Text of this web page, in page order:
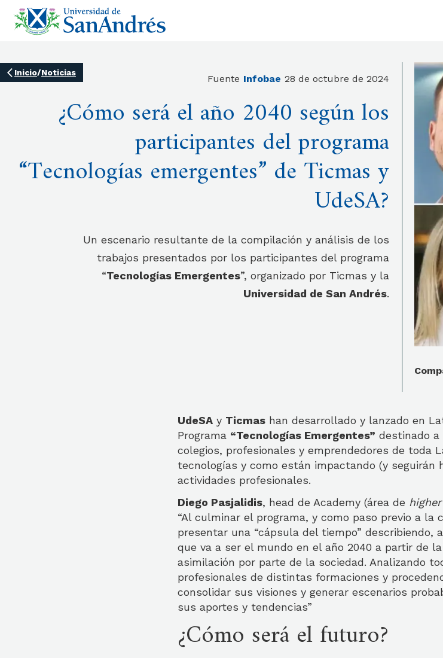
Inicio/Noticias
Fuente Infobae 28 de octubre de 2024
¿Cómo será el año 2040 según los
participantes del programa
“Tecnologías emergentes” de Ticmas y
UdeSA?
Un escenario resultante de la compilación y análisis de los
trabajos presentados por los participantes del programa
“Tecnologías Emergentes”, organizado por Ticmas y la
Universidad de San Andrés.
UdeSA y Ticmas han desarrollado y lanzado en
Programa “Tecnologías Emergentes” destinado
colegios, profesionales y emprendedores de toda
tecnologías y como están impactando (y seguirán
actividades profesionales.
Diego Pasjalidis, head de Academy (área de
“Al culminar el programa, y como paso previo a la
presentar una “cápsula del tiempo” describiendo,
que va a ser el mundo en el año 2040 a partir de
asimilación por parte de la sociedad. Analizando
profesionales de distintas formaciones y
consolidar sus visiones y generar escenarios
sus aportes y tendencias”
¿Cómo será el futuro?